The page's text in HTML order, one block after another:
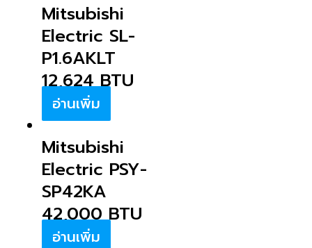
Mitsubishi
Electric SL-
P1.6AKLT
12,624 BTU
อ่านเพิ่ม
Mitsubishi
Electric PSY-
SP42KA
42,000 BTU
อ่านเพิ่ม